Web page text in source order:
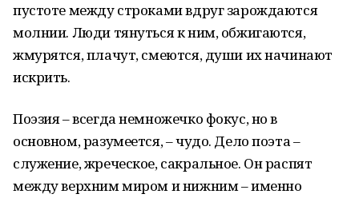
пустоте между строками вдруг зарождаются
молнии. Люди тянуться к ним, обжигаются,
жмурятся, плачут, смеются, души их начинают
искрить.
Поэзия – всегда немножечко фокус, но в
основном, разумеется, – чудо. Дело поэта –
служение, жреческое, сакральное. Он распят
между верхним миром и нижним – именно